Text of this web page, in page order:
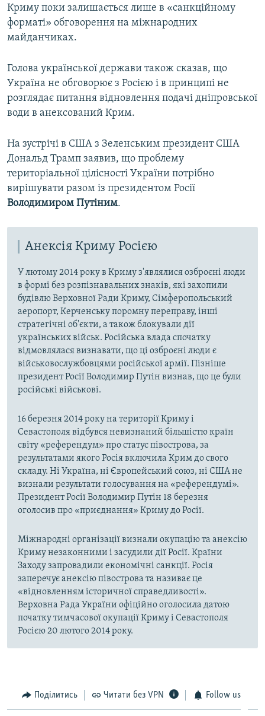
Криму поки залишається лише в «санкційному
форматі» обговорення на міжнародних
майданчиках.
Голова української держави також сказав, що
Україна не обговорює з Росією і в принципі не
розглядає питання відновлення подачі дніпровської
води в анексований Крим.
На зустрічі в США з Зеленським президент США
Дональд Трамп заявив, що проблему
територіальної цілісності України потрібно
вирішувати разом із президентом Росії
Володимиром Путіним.
Анексія Криму Росією
У лютому 2014 року в Криму з'являлися озброєні люди
в формі без розпізнавальних знаків, які захопили
будівлю Верховної Ради Криму, Сімферопольський
аеропорт, Керченську поромну переправу, інші
стратегічні об'єкти, а також блокували дії
українських військ. Російська влада спочатку
відмовлялася визнавати, що ці озброєні люди є
військовослужбовцями російської армії. Пізніше
президент Росії Володимир Путін визнав, що це були
російські військові.
16 березня 2014 року на території Криму і
Севастополя відбувся невизнаний більшістю країн
світу «референдум» про статус півострова, за
результатами якого Росія включила Крим до свого
складу. Ні Україна, ні Європейський союз, ні США не
визнали результати голосування на «референдумі».
Президент Росії Володимир Путін 18 березня
оголосив про «приєднання» Криму до Росії.
Міжнародні організації визнали окупацію та анексію
Криму незаконними і засудили дії Росії. Країни
Заходу запровадили економічні санкції. Росія
заперечує анексію півострова та називає це
«відновленням історичної справедливості».
Верховна Рада України офіційно оголосила датою
початку тимчасової окупації Криму і Севастополя
Росією 20 лютого 2014 року.
Поділитись Читати без VPN Follow us